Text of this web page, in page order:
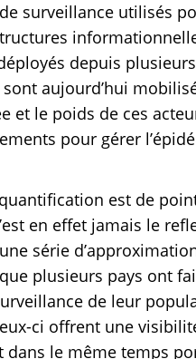
surveillance utilisés
depuis
aujourd’hui
et le poids de ces
pour gérer
est de
en effet jamais le
série
plusieurs pays ont
de leur
ci offrent une
dans le même temps